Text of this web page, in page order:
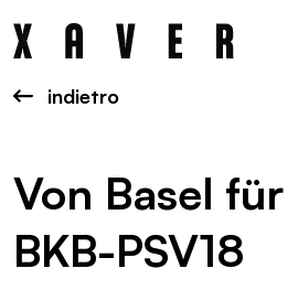
indietro
Von Basel
BKB-PSV18